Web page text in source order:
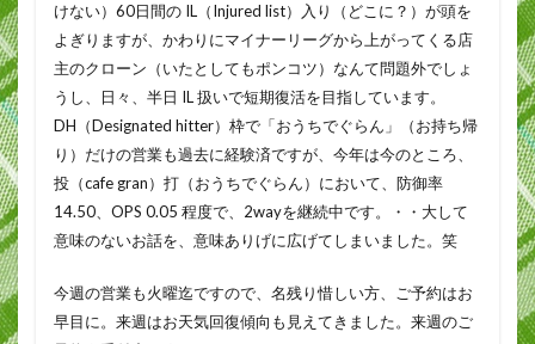
けない）60日間の IL（Injured list）入り（どこに？）が頭を
よぎりますが、かわりにマイナーリーグから上がってくる店
主のクローン（いたとしてもポンコツ）なんて問題外でしょ
うし、日々、半日 IL 扱いで短期復活を目指しています。
DH（Designated hitter）枠で「おうちでぐらん」（お持ち帰
り）だけの営業も過去に経験済ですが、今年は今のところ、
投（cafe gran）打（おうちでぐらん）において、防御率
14.50、OPS 0.05 程度で、2wayを継続中です。・・大して
意味のないお話を、意味ありげに広げてしまいました。笑
今週の営業も火曜迄ですので、名残り惜しい方、ご予約はお
早目に。来週はお天気回復傾向も見えてきました。来週のご